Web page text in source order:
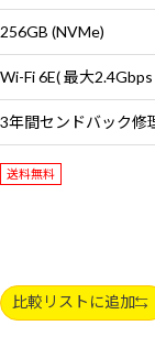
256GB (NVMe)
送料無料
比較リストに追加